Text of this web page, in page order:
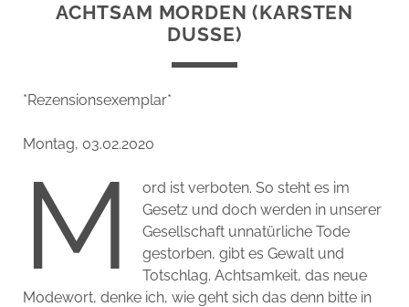
ACHTSAM MORDEN (KARSTEN
DUSSE)
*Rezensionsexemplar*
Montag, 03.02.2020
M
ord ist verboten. So steht es im
Gesetz und doch werden in unserer
Gesellschaft unnatürliche Tode
gestorben, gibt es Gewalt und
Totschlag. Achtsamkeit, das neue
Modewort, denke ich, wie geht sich das denn bitte in